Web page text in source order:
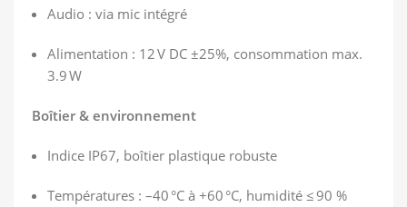
Audio : via mic intégré
Alimentation : 12 V DC ±25%, consommation max.
3.9 W
Boîtier & environnement
Indice IP67, boîtier plastique robuste
Températures : –40 °C à +60 °C, humidité ≤ 90 %